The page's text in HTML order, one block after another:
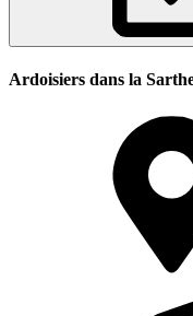
Ardoisiers dans la